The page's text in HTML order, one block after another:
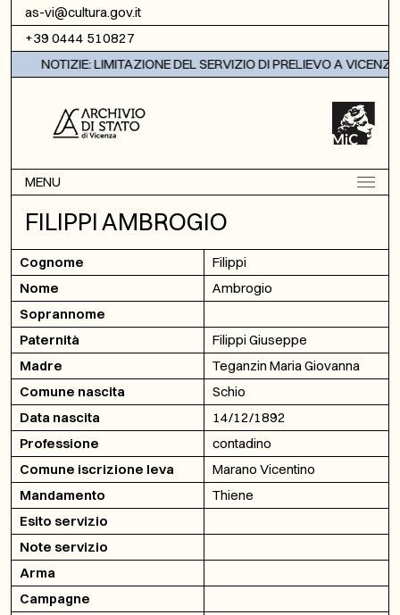
Vai al contenuto
as-vi@cultura.gov.it
+39 0444 510827
NOTIZIE: LIMITAZIONE DEL SERVIZIO DI PRELIEVO A VICENZA
MENU
FILIPPI AMBROGIO
Cognome
Filippi
Nome
Ambrogio
Soprannome
Paternità
Filippi Giuseppe
Madre
Teganzin Maria Giovanna
Comune nascita
Schio
Data nascita
14/12/1892
Professione
contadino
Comune iscrizione leva
Marano Vicentino
Mandamento
Thiene
Esito servizio
Note servizio
Arma
Campagne